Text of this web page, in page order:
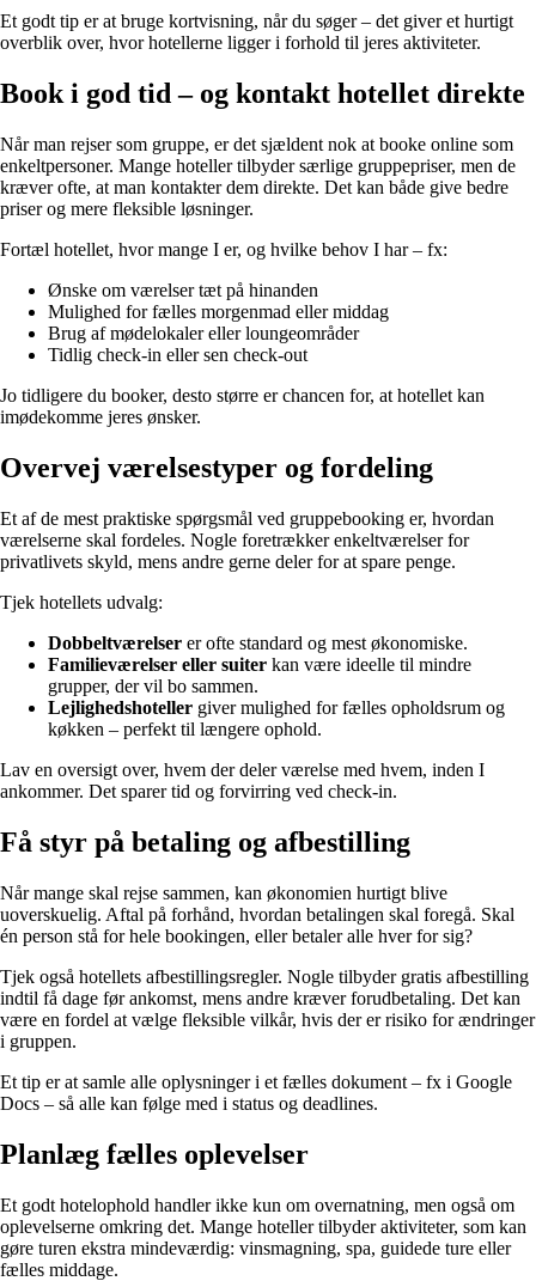
Et godt tip er at bruge kortvisning, når du søger – det giver et hurtigt
overblik over, hvor hotellerne ligger i forhold til jeres aktiviteter.
Book i god tid – og kontakt hotellet direkte
Når man rejser som gruppe, er det sjældent nok at booke online som
enkeltpersoner. Mange hoteller tilbyder særlige gruppepriser, men de
kræver ofte, at man kontakter dem direkte. Det kan både give bedre
priser og mere fleksible løsninger.
Fortæl hotellet, hvor mange I er, og hvilke behov I har – fx:
Ønske om værelser tæt på hinanden
Mulighed for fælles morgenmad eller middag
Brug af mødelokaler eller loungeområder
Tidlig check-in eller sen check-out
Jo tidligere du booker, desto større er chancen for, at hotellet kan
imødekomme jeres ønsker.
Overvej værelsestyper og fordeling
Et af de mest praktiske spørgsmål ved gruppebooking er, hvordan
værelserne skal fordeles. Nogle foretrækker enkeltværelser for
privatlivets skyld, mens andre gerne deler for at spare penge.
Tjek hotellets udvalg:
Dobbeltværelser er ofte standard og mest økonomiske.
Familieværelser eller suiter kan være ideelle til mindre
grupper, der vil bo sammen.
Lejlighedshoteller giver mulighed for fælles opholdsrum og
køkken – perfekt til længere ophold.
Lav en oversigt over, hvem der deler værelse med hvem, inden I
ankommer. Det sparer tid og forvirring ved check-in.
Få styr på betaling og afbestilling
Når mange skal rejse sammen, kan økonomien hurtigt blive
uoverskuelig. Aftal på forhånd, hvordan betalingen skal foregå. Skal
én person stå for hele bookingen, eller betaler alle hver for sig?
Tjek også hotellets afbestillingsregler. Nogle tilbyder gratis afbestilling
indtil få dage før ankomst, mens andre kræver forudbetaling. Det kan
være en fordel at vælge fleksible vilkår, hvis der er risiko for ændringer
i gruppen.
Et tip er at samle alle oplysninger i et fælles dokument – fx i Google
Docs – så alle kan følge med i status og deadlines.
Planlæg fælles oplevelser
Et godt hotelophold handler ikke kun om overnatning, men også om
oplevelserne omkring det. Mange hoteller tilbyder aktiviteter, som kan
gøre turen ekstra mindeværdig: vinsmagning, spa, guidede ture eller
fælles middage.